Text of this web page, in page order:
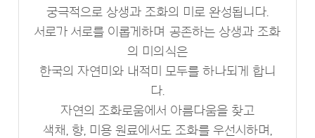
궁극적으로 상생과 조화의 미로 완성됩니다.
서로가 서로를 이롭게하며 공존하는 상생과 조화
의 미의식은
한국의 자연미와 내적미 모두를 하나되게 합니
다.
자연의 조화로움에서 아름다움을 찾고
색채, 향, 미용 원료에서도 조화를 우선시하며,